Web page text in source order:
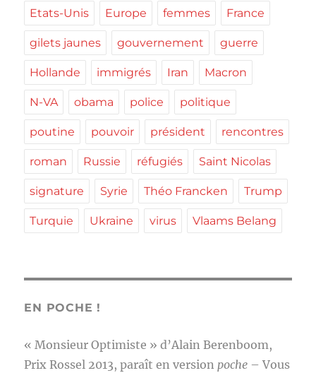
Etats-Unis Europe femmes France
gilets jaunes gouvernement guerre
Hollande immigrés Iran Macron
N-VA obama police politique
poutine pouvoir président rencontres
roman Russie réfugiés Saint Nicolas
signature Syrie Théo Francken Trump
Turquie Ukraine virus Vlaams Belang
EN POCHE !
« Monsieur Optimiste » d’Alain Berenboom,
Prix Rossel 2013, paraît en version poche – Vous